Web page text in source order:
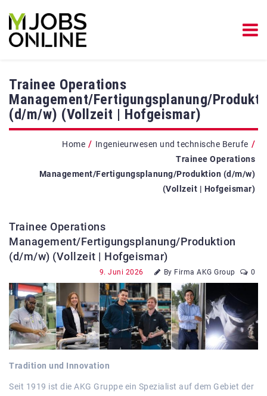
Trainee Operations
Management/Fertigungsplanung/
(d/m/w) (Vollzeit | Hofgeismar)
Home / Ingenieurwesen und technische Berufe /
Trainee Operations
Management/Fertigungsplanung/Produktion (d/m/w)
(Vollzeit | Hofgeismar)
Trainee Operations
Management/Fertigungsplanung/Produktion
(d/m/w) (Vollzeit | Hofgeismar)
9. Juni 2026 By Firma AKG Group 0
Tradition und Innovation
Seit 1919 ist die AKG Gruppe ein Spezialist auf dem Gebiet der